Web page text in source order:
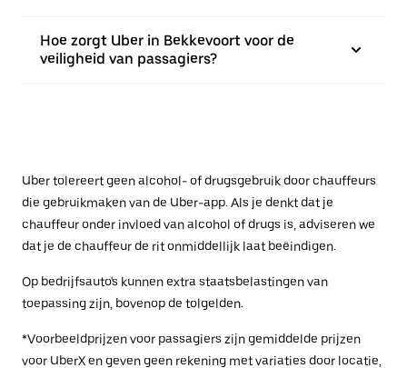
Hoe zorgt Uber in Bekkevoort voor de
veiligheid van passagiers?
Uber tolereert geen alcohol- of drugsgebruik door chauffeurs
die gebruikmaken van de Uber-app. Als je denkt dat je
chauffeur onder invloed van alcohol of drugs is, adviseren we
dat je de chauffeur de rit onmiddellijk laat beëindigen.
Op bedrijfsauto's kunnen extra staatsbelastingen van
toepassing zijn, bovenop de tolgelden.
*Voorbeeldprijzen voor passagiers zijn gemiddelde prijzen
voor UberX en geven geen rekening met variaties door locatie,